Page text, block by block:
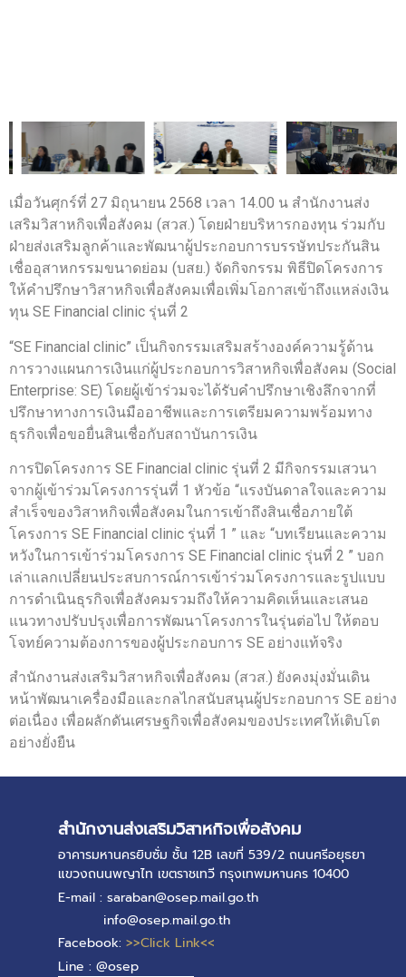
เมื่อวันศุกร์ที่ 27 มิถุนายน 2568 เวลา 14.00 น สำนักงานส่ง
เสริมวิสาหกิจเพื่อสังคม (สวส.) โดยฝ่ายบริหารกองทุน ร่วมกับ
ฝ่ายส่งเสริมลูกค้าและพัฒนาผู้ประกอบการบรรษัทประกันสิน
เชื่ออุสาหกรรมขนาดย่อม (บสย.) จัดกิจกรรม พิธีปิดโครงการ
ให้คำปรึกษาวิสาหกิจเพื่อสังคมเพื่อเพิ่มโอกาสเข้าถึงแหล่งเงิน
ทุน SE Financial clinic รุ่นที่ 2
“SE Financial clinic” เป็นกิจกรรมเสริมสร้างองค์ความรู้ด้าน
การวางแผนการเงินแก่ผู้ประกอบการวิสาหกิจเพื่อสังคม (Social
Enterprise: SE) โดยผู้เข้าร่วมจะได้รับคำปรึกษาเชิงลึกจากที่
ปรึกษาทางการเงินมืออาชีพและการเตรียมความพร้อมทาง
ธุรกิจเพื่อขอยื่นสินเชื่อกับสถาบันการเงิน
การปิดโครงการ SE Financial clinic รุ่นที่ 2 มีกิจกรรมเสวนา
จากผู้เข้าร่วมโครงการรุ่นที่ 1 หัวข้อ “แรงบันดาลใจและความ
สำเร็จของวิสาหกิจเพื่อสังคมในการเข้าถึงสินเชื่อภายใต้
โครงการ SE Financial clinic รุ่นที่ 1 ” และ “บทเรียนและความ
หวังในการเข้าร่วมโครงการ SE Financial clinic รุ่นที่ 2 ” บอก
เล่าแลกเปลี่ยนประสบการณ์การเข้าร่วมโครงการและรูปแบบ
การดำเนินธุรกิจเพื่อสังคมรวมถึงให้ความคิดเห็นและเสนอ
แนวทางปรับปรุงเพื่อการพัฒนาโครงการในรุ่นต่อไป ให้ตอบ
โจทย์ความต้องการของผู้ประกอบการ SE อย่างแท้จริง
สำนักงานส่งเสริมวิสาหกิจเพื่อสังคม (สวส.) ยังคงมุ่งมั่นเดิน
หน้าพัฒนาเครื่องมือและกลไกสนับสนุนผู้ประกอบการ SE อย่าง
ต่อเนื่อง เพื่อผลักดันเศรษฐกิจเพื่อสังคมของประเทศให้เติบโต
อย่างยั่งยืน
สำนักงานส่งเสริมวิสาหกิจเพื่อสังคม
อาคารมหานครยิบซั่ม ชั้น 12B เลขที่ 539/2 ถนนศรีอยุธยา
แขวงถนนพญาไท เขตราชเทวี กรุงเทพมหานคร 10400
E-mail : saraban@osep.mail.go.th
info@osep.mail.go.th
Facebook: >>Click Link<<
Line : @osep